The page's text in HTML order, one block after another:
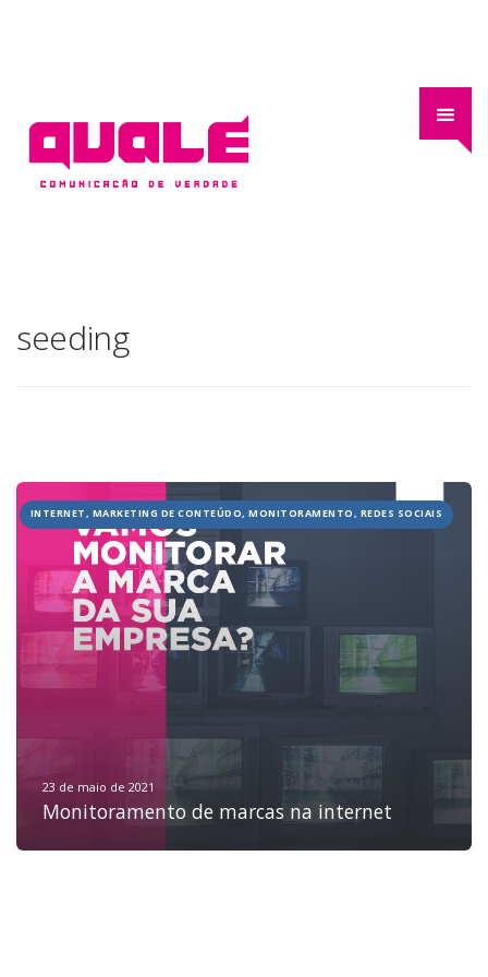
HOME
JOBS
TECH
BLOG
DEPOIMENTOS
seeding
INTERNET, MARKETING DE CONTEÚDO, MONITORAMENTO, REDES SOCIAIS
23 de maio de 2021
Monitoramento de marcas na internet